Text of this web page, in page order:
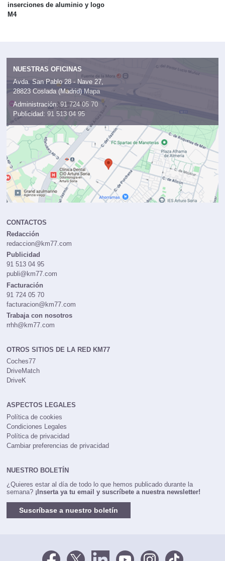
inserciones de aluminio y logo
M4
NUESTRAS OFICINAS
Avda. San Pablo 28 - Nave 27,
28823 Coslada (Madrid) Mapa
Administración: 91 724 05 70
Publicidad: 91 513 04 95
CONTACTOS
Redacción
redaccion@km77.com
Publicidad
91 513 04 95
publi@km77.com
Facturación
91 724 05 70
facturacion@km77.com
Trabaja con nosotros
rrhh@km77.com
OTROS SITIOS DE LA RED KM77
Coches77
DriveMatch
DriveK
ASPECTOS LEGALES
Política de cookies
Condiciones Legales
Política de privacidad
Cambiar preferencias de privacidad
NUESTRO BOLETÍN
¿Quieres estar al día de todo lo que hemos publicado durante la
semana? ¡Inserta ya tu email y suscríbete a nuestra newsletter!
Suscríbase a nuestro boletín